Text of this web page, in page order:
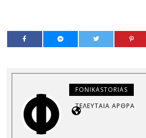
FONIKASTORIAS
ΤΕΛΕΥΤΑΊΑ ΆΡΘΡΑ